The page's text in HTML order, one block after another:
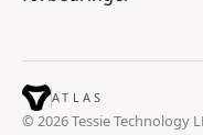
ATLAS
© 2026 Tessie Technology